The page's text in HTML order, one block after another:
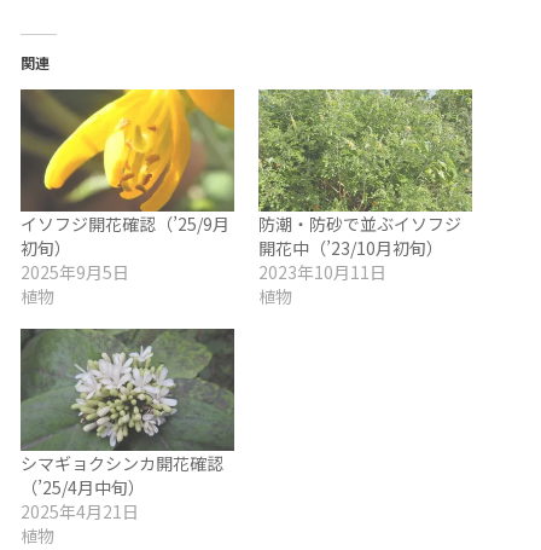
関連
イソフジ開花確認（’25/9月
初旬）
2025年9月5日
植物
防潮・防砂で並ぶイソフジ
開花中（’23/10月初旬）
2023年10月11日
植物
シマギョクシンカ開花確認
（’25/4月中旬）
2025年4月21日
植物